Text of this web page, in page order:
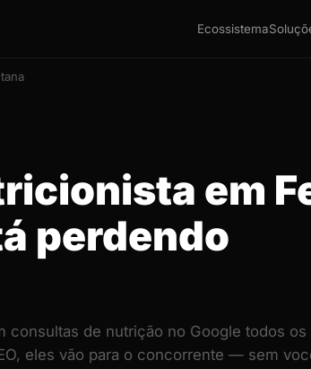
Ecossistema
em
perdendo
consultas de nutrição no Google todos os
eles vão para o concorrente — sem